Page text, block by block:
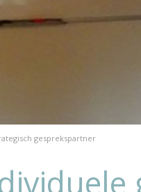
gesprekspartner